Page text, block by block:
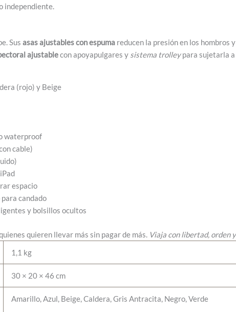
independiente.
Susasas ajustables con espuma reducen la presión en los hombros
ajustablecon apoyapulgares y sistema trolleypara sujetarla
(rojo) y Beige
waterproof
cable)
espacio
candado
y bolsillos ocultos
quieren llevar más sin pagar de más. Viaja con libertad, orden
1,1 kg
30 × 20 × 46 cm
Amarillo, Azul, Beige, Caldera, Gris Antracita, Negro, Verde